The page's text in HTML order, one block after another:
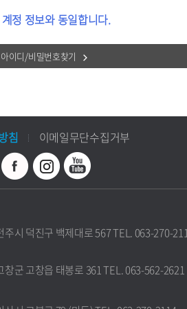
정 정보와 동일합니다.
아이디/비밀번호찾기
침 이메일무단수집거부
시 덕진구 백제대로 567 TEL. 063-270-
군 고창읍 태봉로 361 TEL. 063-562-2621